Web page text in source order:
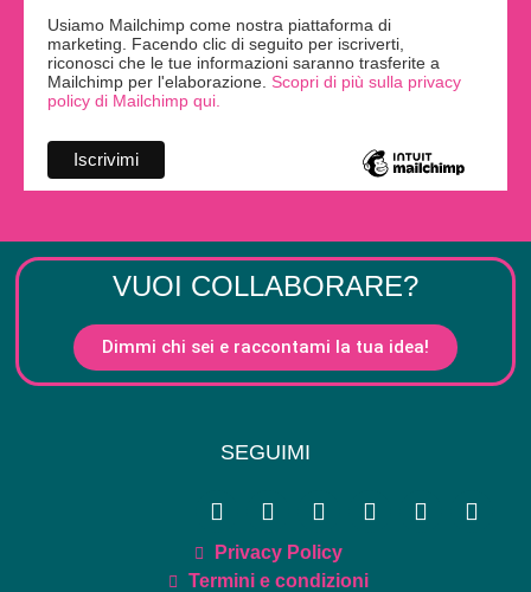
Usiamo Mailchimp come nostra piattaforma di
marketing. Facendo clic di seguito per iscriverti,
riconosci che le tue informazioni saranno trasferite a
Mailchimp per l'elaborazione. Scopri di più sulla privacy
policy di Mailchimp qui.
VUOI COLLABORARE?
Dimmi chi sei e raccontami la tua idea!
SEGUIMI
Privacy Policy
Termini e condizioni